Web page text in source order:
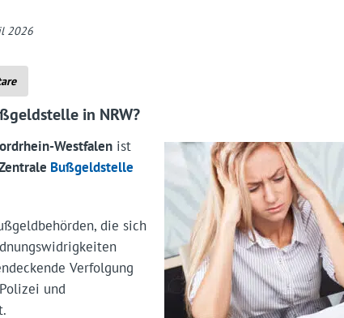
2026
in NRW?
Westfalenist
Bußgeldstelle
die sich
Verfolgung
und